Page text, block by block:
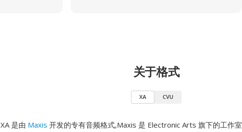
关于格式
XA CVU
XA 是由 Maxis 开发的专有音频格式,Maxis 是 Electronic Arts 旗下的工作